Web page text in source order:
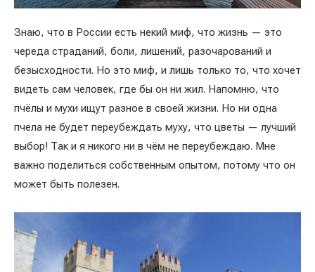
Знаю, что в России есть некий миф, что жизнь — это
череда страданий, боли, лишений, разочарований и
безысходности. Но это миф, и лишь только то, что хочет
видеть сам человек, где бы он ни жил. Напомню, что
пчёлы и мухи ищут разное в своей жизни. Но ни одна
пчела не будет переубеждать муху, что цветы — лучший
выбор! Так и я никого ни в чём не переубеждаю. Мне
важно поделиться собственным опытом, потому что он
может быть полезен.